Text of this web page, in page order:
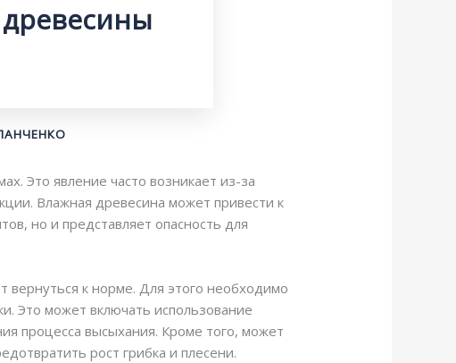
Это явление часто возникает из-за
Влажная древесина может привести к
но и представляет опасность для
к норме. Для этого необходимо
Это может включать использование
процесса высыхания. Кроме того, может
рост грибка и плесени.